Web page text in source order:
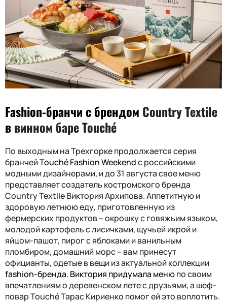
Fashion-бранчи с брендом Country Textile
ввинном баре Touché
По выходным на Трехгорке продолжается серия
бранчейTouchéFashion Weekendс российскими
модными дизайнерами, и до 31 августа свое меню
представляет создатель костромского бренда
Country Textile Виктория Архипова. Аппетитную и
здоровую летнюю еду, приготовленную из
фермерских продуктов – окрошку с говяжьим языком,
молодой картофель с лисичками, щучьей икрой и
яйцом-пашот, пирог с яблоками и ванильным
пломбиром, домашний морс – вам принесут
официанты, одетые в вещи из актуальной коллекции
fashion-бренда. Виктория придумала менюпо своим
впечатлениям о деревенском лете с друзьями, а шеф-
повар Touché Тарас Кириенко помог ей это воплотить.